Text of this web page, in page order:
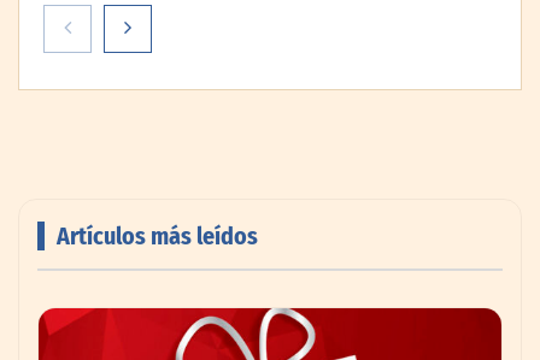
impulsando la colaboración en el sector
Artículos más leídos